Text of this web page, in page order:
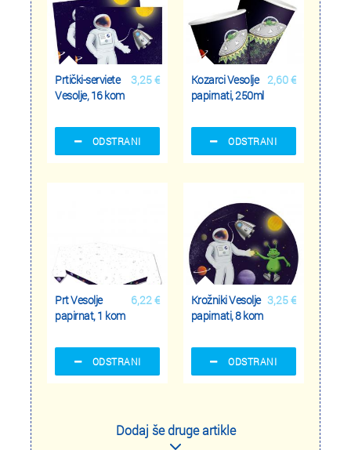
3,25 €
Prtički-serviete
Vesolje, 16 kom
ODSTRANI
2,60 €
Kozarci Vesolje
papirnati, 250ml
ODSTRANI
6,22 €
Prt Vesolje
papirnat, 1 kom
ODSTRANI
3,25 €
Krožniki Vesolje
papirnati, 8 kom
ODSTRANI
Dodaj še druge artikle